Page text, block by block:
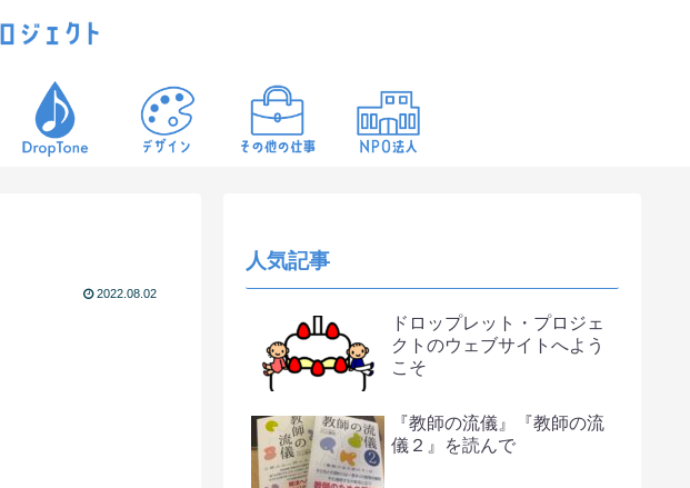
2022.08.02
人気記事
ドロップレット・プロジェ
クトのウェブサイトへよう
こそ
『教師の流儀』『教師の流
儀２』を読んで